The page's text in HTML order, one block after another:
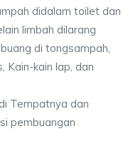
didalam toilet dan
limbah dilarang
di tongsampah,
Kain-kain lap, dan
Tempatnya dan
pembuangan